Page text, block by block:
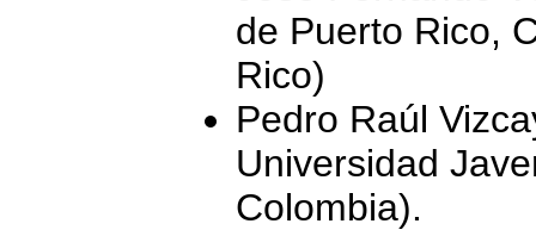
de Puerto Rico,
Rico)
Pedro Raúl
Universidad
Colombia).